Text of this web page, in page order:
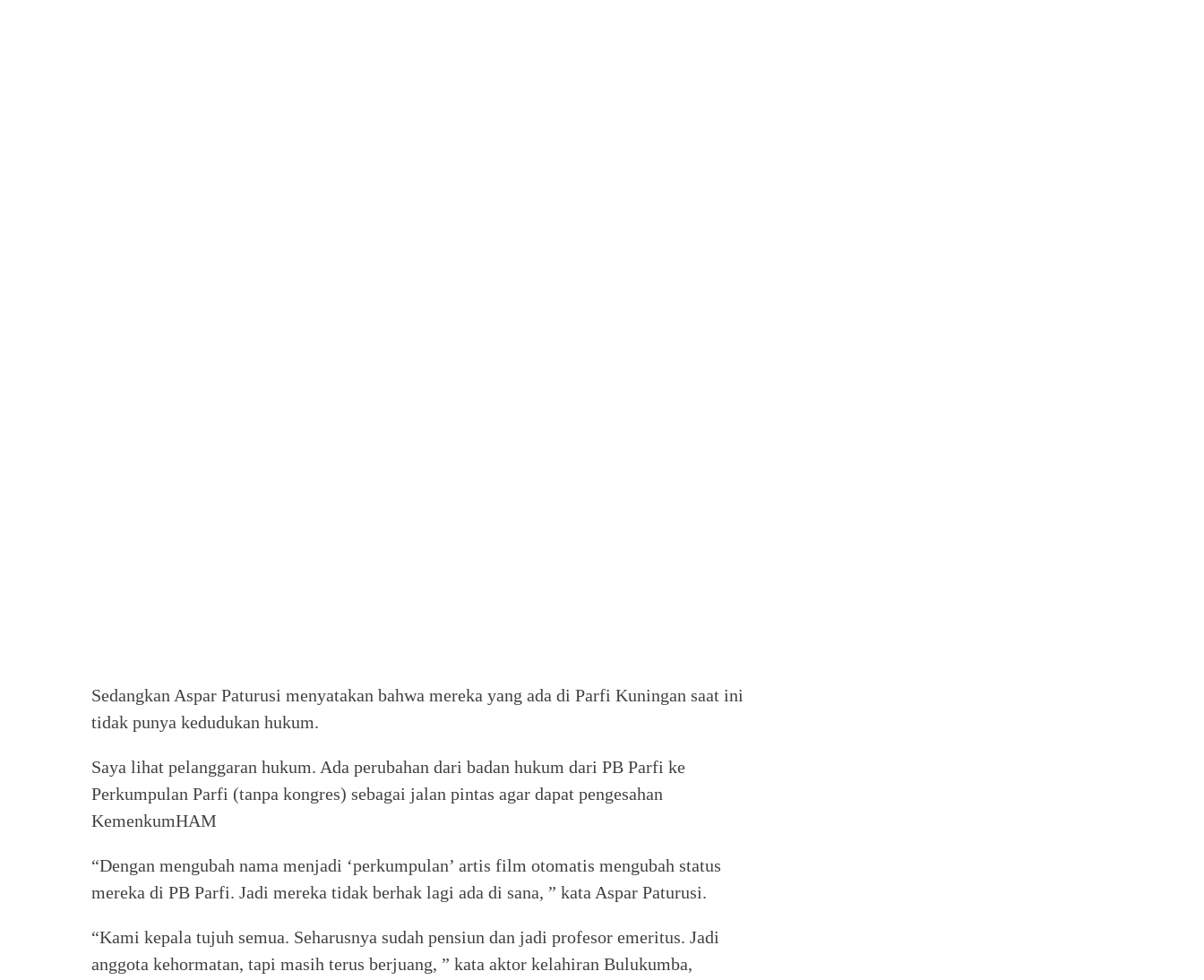
Sedangkan Aspar Paturusi menyatakan bahwa mereka yang ada di Parfi Kuningan saat ini
tidak punya kedudukan hukum.
Saya lihat pelanggaran hukum. Ada perubahan dari badan hukum dari PB Parfi ke
Perkumpulan Parfi (tanpa kongres) sebagai jalan pintas agar dapat pengesahan
KemenkumHAM
“Dengan mengubah nama menjadi ‘perkumpulan’ artis film otomatis mengubah status
mereka di PB Parfi. Jadi mereka tidak berhak lagi ada di sana, ” kata Aspar Paturusi.
“Kami kepala tujuh semua. Seharusnya sudah pensiun dan jadi profesor emeritus. Jadi
anggota kehormatan, tapi masih terus berjuang, ” kata aktor kelahiran Bulukumba,